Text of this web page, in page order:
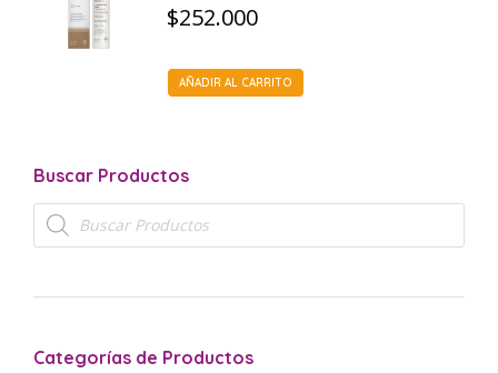
$252.000
AÑADIR AL CARRITO
Buscar Productos
Búsqueda
de
productos
Categorías de Productos